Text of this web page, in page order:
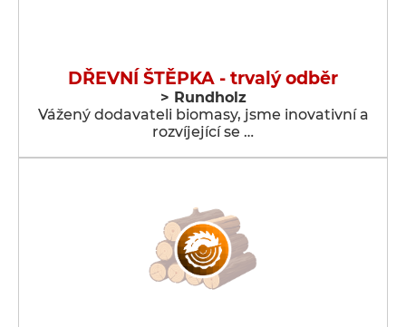
DŘEVNÍ ŠTĚPKA - trvalý odběr
> Rundholz
Vážený dodavateli biomasy, jsme inovativní a
rozvíjející se …